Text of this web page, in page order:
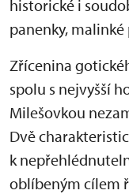
historické i
panenky,
Zřícenina
spolu s nejvyšší
Milešovkou
Dvě
k
oblíbeným cílem